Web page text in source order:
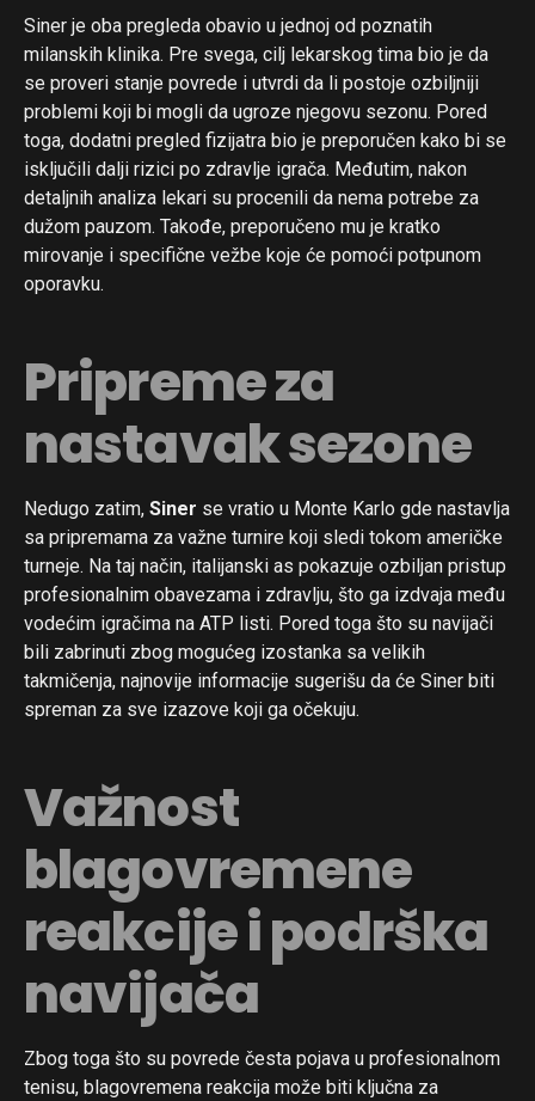
Siner je oba pregleda obavio u jednoj od poznatih
milanskih klinika. Pre svega, cilj lekarskog tima bio je da
se proveri stanje povrede i utvrdi da li postoje ozbiljniji
problemi koji bi mogli da ugroze njegovu sezonu. Pored
toga, dodatni pregled fizijatra bio je preporučen kako bi se
isključili dalji rizici po zdravlje igrača. Međutim, nakon
detaljnih analiza lekari su procenili da nema potrebe za
dužom pauzom. Takođe, preporučeno mu je kratko
mirovanje i specifične vežbe koje će pomoći potpunom
oporavku.
Pripreme za
nastavak sezone
Nedugo zatim, Siner se vratio u Monte Karlo gde nastavlja
sa pripremama za važne turnire koji sledi tokom američke
turneje. Na taj način, italijanski as pokazuje ozbiljan pristup
profesionalnim obavezama i zdravlju, što ga izdvaja među
vodećim igračima na ATP listi. Pored toga što su navijači
bili zabrinuti zbog mogućeg izostanka sa velikih
takmičenja, najnovije informacije sugerišu da će Siner biti
spreman za sve izazove koji ga očekuju.
Važnost
blagovremene
reakcije i podrška
navijača
Zbog toga što su povrede česta pojava u profesionalnom
tenisu, blagovremena reakcija može biti ključna za